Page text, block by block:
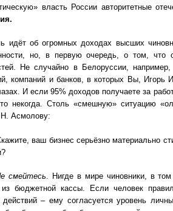
власть России авторитетные
идёт об огромных доходах высших
но, в первую очередь, о том, что
Не случайно в Белоруссии,
компаний и банков, в которых Вы, Игорь
И если 95% доходов получаете за
некогда. Столь «смешную» ситуацию
Н. Асмолову:
ваш бизнес серьёзно материально
смейтесь. Нигде в мире чиновники, в
из бюджетной кассы. Если человек
действий – ему согласуется уровень